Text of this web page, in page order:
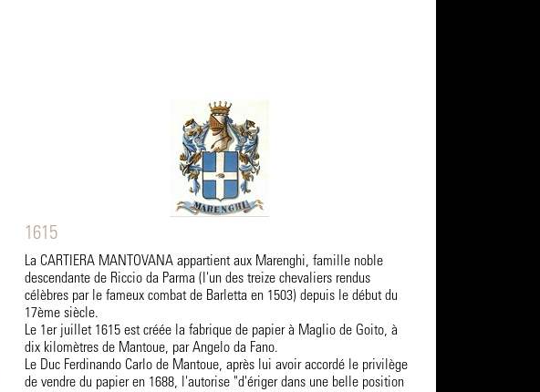
1615
La CARTIERA MANTOVANA appartient aux Marenghi, famille noble
descendante de Riccio da Parma (l'un des treize chevaliers rendus
célèbres par le fameux combat de Barletta en 1503) depuis le début du
17ème siècle.
Le 1er juillet 1615 est créée la fabrique de papier à Maglio de Goito, à
dix kilomètres de Mantoue, par Angelo da Fano.
Le Duc Ferdinando Carlo de Mantoue, après lui avoir accordé le privilège
de vendre du papier en 1688, l'autorise "d'ériger dans une belle position